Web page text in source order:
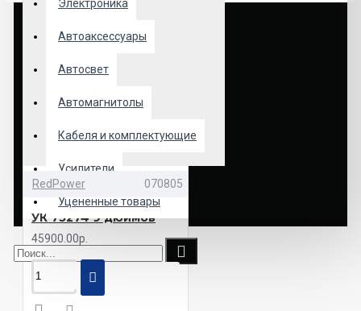
Электроника
Автоаксессуары
Автосвет
Автомагнитолы
Кабеля и комплектующие
Усилители
Уцененные товары
RedPower 070805
УК 75274 9 дюймов
45900.00р.